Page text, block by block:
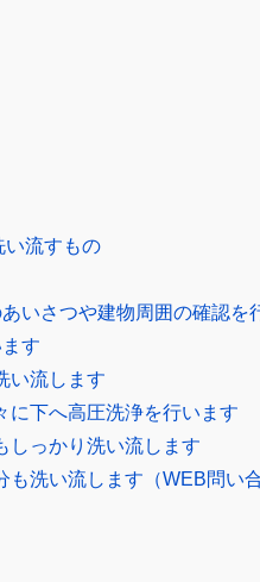
い流すもの
いさつや建物周囲の確認を
す
い流します
下へ高圧洗浄を行います
っかり洗い流します
洗い流します（WEB問い合